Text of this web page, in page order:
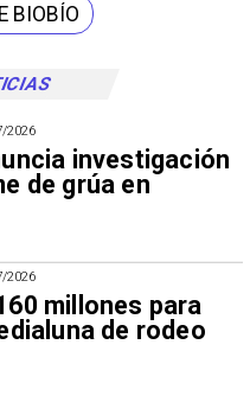
2026
investigación
de grúa en
2026
millones para
de rodeo
BIOBÍO